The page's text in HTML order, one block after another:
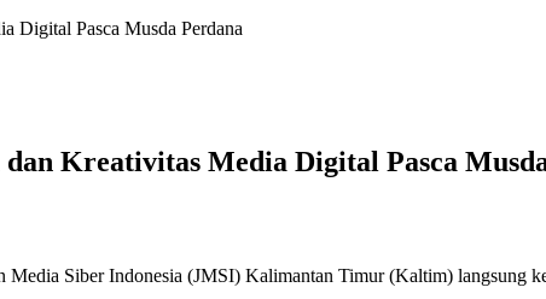
Digital Pasca Musda Perdana
Kreativitas Media Digital Pasca
Media Siber Indonesia (JMSI) Kalimantan Timur (Kaltim) langsung